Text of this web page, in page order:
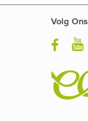
Volg Ons